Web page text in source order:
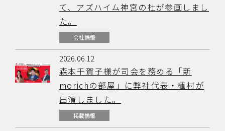
て、アズハイム神宮の杜が参画しまし
た。
会社情報
2026.06.12
森本千賀子様が司会を務める「新
morichの部屋」に弊社代表・植村が
出演しました。
掲載情報